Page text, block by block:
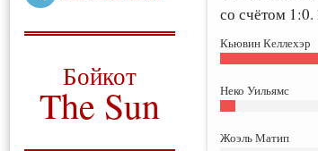
Бойкот
The Sun
со счётом
Кьювин Келлехэр
Неко Уильямс
Жоэль Матип